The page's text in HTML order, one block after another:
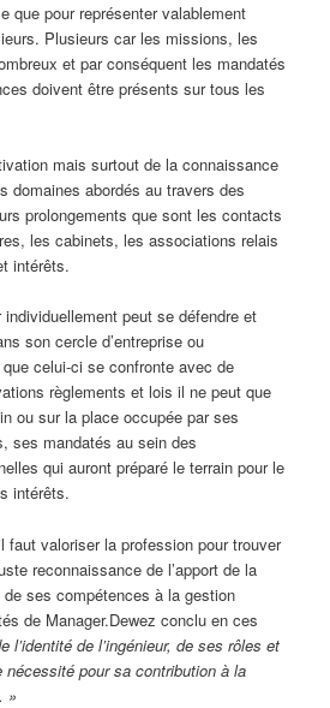
que pour représenter valablement
Plusieurs car les missions, les
et par conséquent les mandatés
doivent être présents sur tous les
mais surtout de la connaissance
domaines abordés au travers des
prolongements que sont les contacts
les cabinets, les associations relais
intérêts.
peut se défendre et
son cercle d’entreprise ou
celui-ci se confronte avec de
règlements et lois il ne peut que
ou sur la place occupée par ses
ses mandatés au sein des
qui auront préparé le terrain pour le
intérêts.
faut valoriser la profession pour trouver
reconnaissance de l’apport de la
de ses compétences à la gestion
de Manager.Dewez conclu en ces
l’identité de l’ingénieur, de ses rôles et
pour sa contribution à la
»